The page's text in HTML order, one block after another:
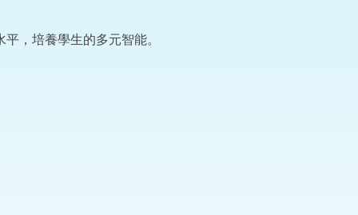
，培養學生的多元智能。